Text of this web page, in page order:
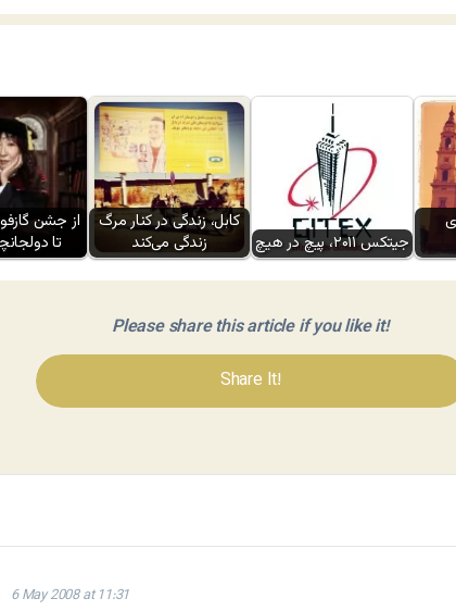
از جشن
تا
کابل، زندگی در کنار مرگ
زندگی می‌کند
جیتکس ۲۰۱۱، پیچ در هیچ
Please share this article if you like it!
Share It!
6 May 2008 at 11:31